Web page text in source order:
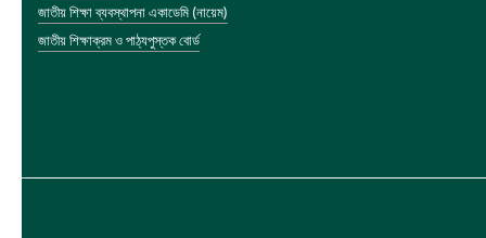
জাতীয় শিক্ষা ব্যবস্থাপনা একাডেমি (নায়েম)
জাতীয় শিক্ষাক্রম ও পাঠ্যপুস্তক বোর্ড